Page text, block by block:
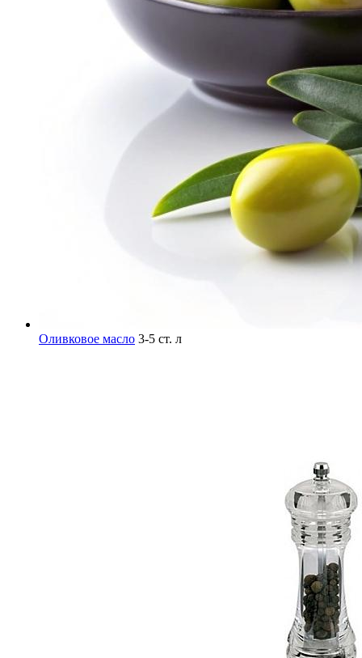
Оливковое масло 3-5 ст. л